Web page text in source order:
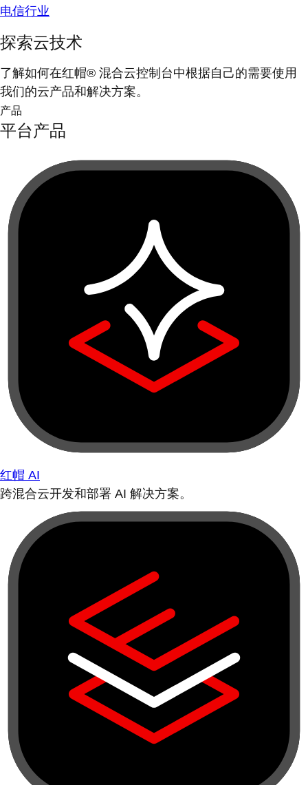
电信行业
探索云技术
了解如何在红帽® 混合云控制台中根据自己的需要使用
我们的云产品和解决方案。
产品
平台产品
红帽 AI
跨混合云开发和部署 AI 解决方案。